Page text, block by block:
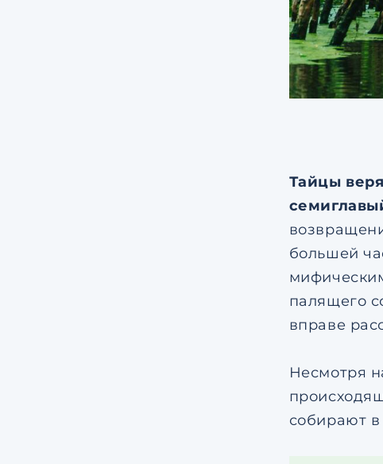
Тайцы
большей
палящего
вправе
Несмотря
собирают в